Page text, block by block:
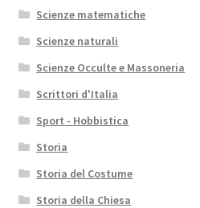
Scienze matematiche
Scienze naturali
Scienze Occulte e Massoneria
Scrittori d'Italia
Sport - Hobbistica
Storia
Storia del Costume
Storia della Chiesa